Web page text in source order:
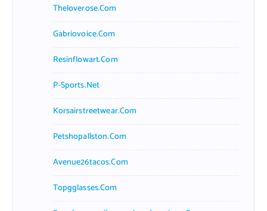
Theloverose.com
Gabriovoice.com
Resinflowart.com
P-Sports.net
Korsairstreetwear.com
Petshopallston.com
Avenue26tacos.com
Topgglasses.com